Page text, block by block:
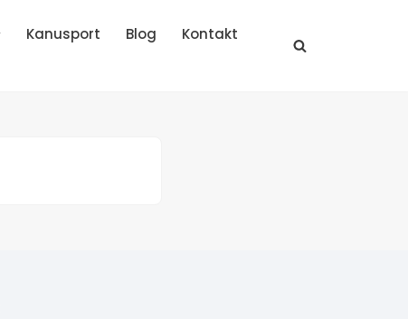
Kanusport Blog
Kontakt